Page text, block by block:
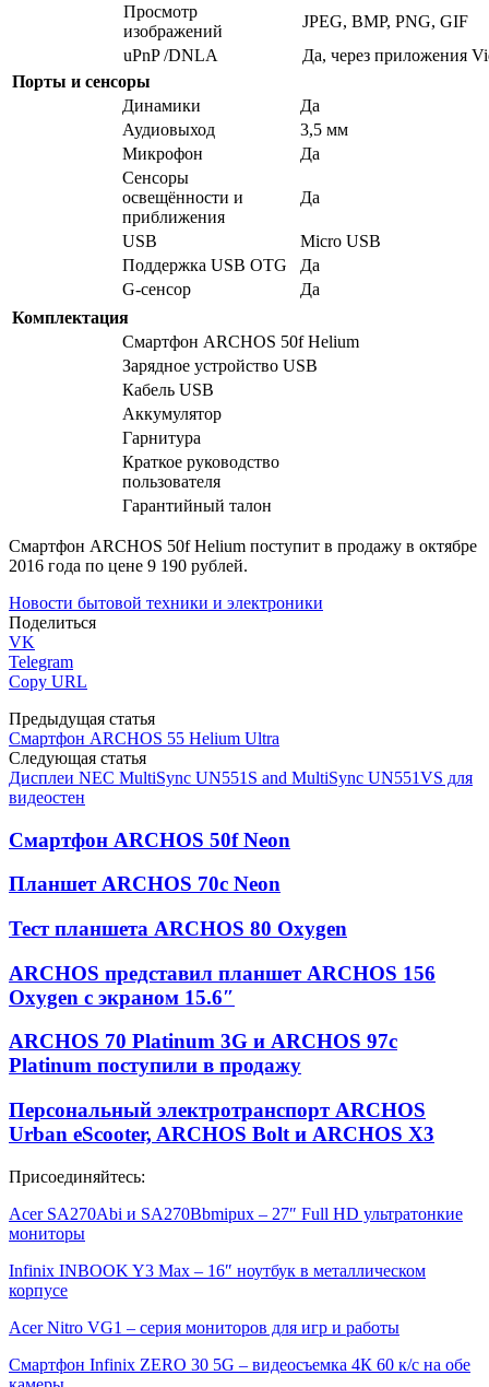
Просмотр
изображений
JPEG, BMP, PNG, GIF
uPnP /DNLA
Да, через приложения
Порты и сенсоры
Динамики
Да
Аудиовыход
3,5 мм
Микрофон
Да
Сенсоры
освещённости и
приближения
Да
USB
Micro USB
Поддержка USB OTG
Да
G-сенсор
Да
Комплектация
Смартфон ARCHOS 50f Helium
Зарядное устройство USB
Кабель USB
Аккумулятор
Гарнитура
Краткое руководство
пользователя
Гарантийный талон
Смартфон ARCHOS 50f Helium поступит в продажу в октябре
2016 года по цене 9 190 рублей.
Новости бытовой техники и электроники
Поделиться
VK
Telegram
Copy URL
Предыдущая статья
Смартфон ARCHOS 55 Helium Ultra
Следующая статья
Дисплеи NEC MultiSync UN551S and MultiSync UN551VS для
видеостен
Смартфон ARCHOS 50f Neon
Планшет ARCHOS 70c Neon
Тест планшета ARCHOS 80 Oxygen
ARCHOS представил планшет ARCHOS 156
Oxygen с экраном 15.6″
ARCHOS 70 Platinum 3G и ARCHOS 97c
Platinum поступили в продажу
Персональный электротранспорт ARCHOS
Urban eScooter, ARCHOS Bolt и ARCHOS X3
Присоединяйтесь:
Acer SA270Abi и SA270Bbmipux – 27″ Full HD ультратонкие
мониторы
Infinix INBOOK Y3 Max – 16″ ноутбук в металлическом
корпусе
Acer Nitro VG1 – серия мониторов для игр и работы
Смартфон Infinix ZERO 30 5G – видеосъемка 4К 60 к/с на обе